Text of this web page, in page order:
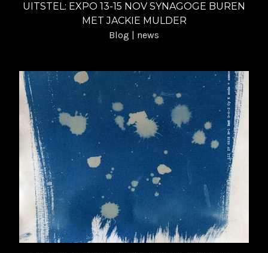
Museum | 12 maart - 30 aug 2020
Vlieg op de muur van de WaardArt vitrine | 3
Beeldretraite IJsland TIMA | (re)shaping time |
stol de tijd | najaar 2019
WaardArt Open Atelierroute | 28 - 29 sept 2019
Expo what the photo | Willem Twee Den Bosch |
7 - 13 aug 2019
Expo WaardArt | Markt Geldermalsen | 11 juni -
13 aug 2019
Expo vurige tongen festival | Ruigoord | 9 - 10
UITSTEL: EXPO 13-15 NOV SYNAGOGE BUREN
MET JACKIE MULDER
Blog | news